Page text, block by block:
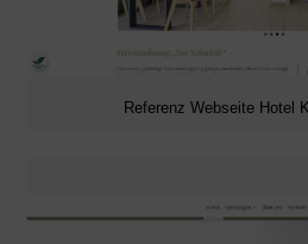
Referenz Webseite Hotel